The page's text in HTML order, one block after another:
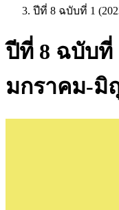
ปีที่ 8 ฉบับที่ 1
ปีที่ 8 ฉบับที่
มกราคม-มิ